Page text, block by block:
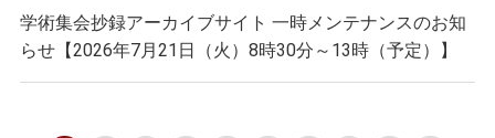
学術集会抄録アーカイブサイト 一時メンテナンスのお知
らせ【2026年7月21日（火）8時30分～13時（予定）】